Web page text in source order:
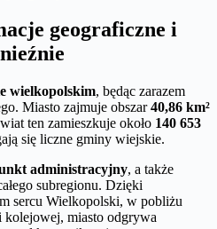
geograficzne i
wielkopolskim, będąc zarazem
Miasto zajmuje obszar40,86 km²
ten zamieszkuje około 140 653
się liczne gminy wiejskie.
administracyjny, a także
subregionu. Dzięki
sercu Wielkopolski, w pobliżu
kolejowej, miasto odgrywa